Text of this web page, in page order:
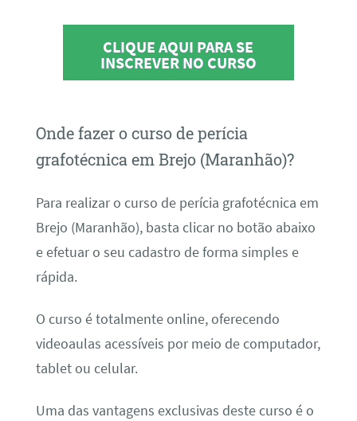
CLIQUE AQUI PARA SE
INSCREVER NO CURSO
Onde fazer o curso de perícia
grafotécnica em Brejo (Maranhão)?
Para realizar o curso de perícia grafotécnica em
Brejo (Maranhão), basta clicar no botão abaixo
e efetuar o seu cadastro de forma simples e
rápida.
O curso é totalmente online, oferecendo
videoaulas acessíveis por meio de computador,
tablet ou celular.
Uma das vantagens exclusivas deste curso é o